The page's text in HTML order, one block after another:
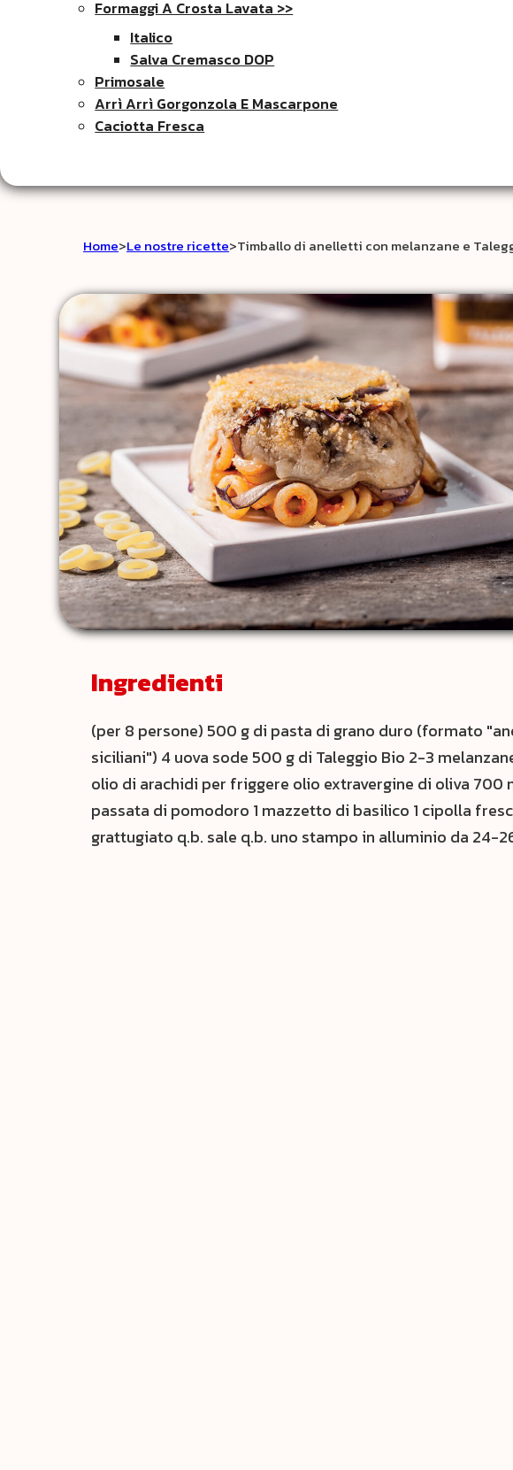
Formaggi A Crosta Lavata >>
Italico
Salva Cremasco DOP
Primosale
Arrì Arrì Gorgonzola E Mascarpone
Caciotta Fresca
FORMAGGI DOP
Home>Le nostre ricette>Timballo di anelletti con melanzane e
Ingredienti
(per 8 persone) 500 g di pasta di grano duro (formato
siciliani") 4 uova sode 500 g di Taleggio Bio 2-3
olio di arachidi per friggere olio extravergine di oliva 700
passata di pomodoro 1 mazzetto di basilico 1 cipolla
grattugiato q.b. sale q.b. uno stampo in alluminio da 24-